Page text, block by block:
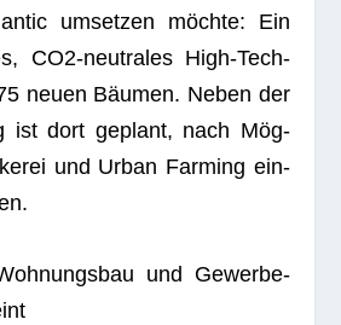
umset­zen möchte: Ein
CO2-neu­tra­les High-Tech-
neuen Bäu­men. Neben der
ist dort geplant, nach Mög­
und Urban Far­ming ein­
und Gewer­be­